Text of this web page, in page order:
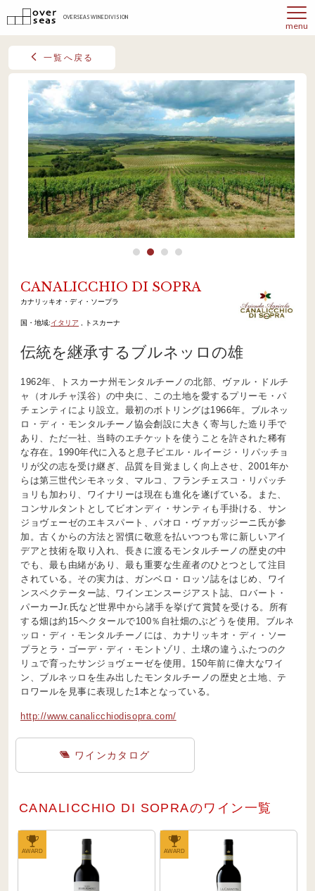
OVERSEAS WINE DIVISION
menu
一覧へ戻る
CANALICCHIO DI SOPRA
カナリッキオ・ディ・ソープラ
国・地域:イタリア , トスカーナ
伝統を継承するブルネッロの雄
1962年、トスカーナ州モンタルチーノの北部、ヴァル・ドルチ
ャ（オルチャ渓谷）の中央に、この土地を愛するプリーモ・パ
チェンティにより設立。最初のボトリングは1966年。ブルネッ
ロ・ディ・モンタルチーノ協会創設に大きく寄与した造り手で
あり、ただ一社、当時のエチケットを使うことを許された稀有
な存在。1990年代に入ると息子ピエル・ルイージ・リパッチョ
リが父の志を受け継ぎ、品質を目覚ましく向上させ、2001年か
らは第三世代シモネッタ、マルコ、フランチェスコ・リパッチ
ョリも加わり、ワイナリーは現在も進化を遂げている。また、
コンサルタントとしてビオンディ・サンティも手掛ける、サン
ジョヴェーゼのエキスパート、パオロ・ヴァガッジーニ氏が参
加。古くからの方法と習慣に敬意を払いつつも常に新しいアイ
デアと技術を取り入れ、長きに渡るモンタルチーノの歴史の中
でも、最も由緒があり、最も重要な生産者のひとつとして注目
されている。その実力は、ガンベロ・ロッソ誌をはじめ、ワイ
ンスペクテーター誌、ワインエンスージアスト誌、ロバート・
パーカーJr.氏など世界中から諸手を挙げて賞賛を受ける。所有
する畑は約15ヘクタールで100％自社畑のぶどうを使用。ブルネ
ッロ・ディ・モンタルチーノには、カナリッキオ・ディ・ソー
プラとラ・ゴーデ・ディ・モントゾリ、土壌の違うふたつのク
リュで育ったサンジョヴェーゼを使用。150年前に偉大なワイ
ン、ブルネッロを生み出したモンタルチーノの歴史と土地、テ
ロワールを見事に表現した1本となっている。
http://www.canalicchiodisopra.com/
ワインカタログ
CANALICCHIO DI SOPRAのワイン一覧
AWARD AWARD